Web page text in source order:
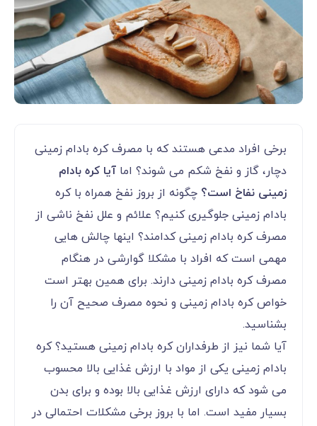
برخی افراد مدعی هستند که با مصرف کره بادام زمینی
دچار، گاز و نفخ شکم می شوند؟ اما آیا کره بادام
زمینی نفاخ است؟ چگونه از بروز نفخ همراه با کره
بادام زمینی جلوگیری کنیم؟ علائم و علل نفخ ناشی از
مصرف کره بادام زمینی کدامند؟ اینها چالش هایی
مهمی است که افراد با مشکلا گوارشی در هنگام
مصرف کره بادام زمینی دارند. برای همین بهتر است
خواص کره بادام زمینی و نحوه مصرف صحیح آن را
بشناسید.
آیا شما نیز از طرفداران کره بادام زمینی هستید؟ کره
بادام زمینی یکی از مواد با ارزش غذایی بالا محسوب
می شود که دارای ارزش غذایی بالا بوده و برای بدن
بسیار مفید است. اما با بروز برخی مشکلات احتمالی در